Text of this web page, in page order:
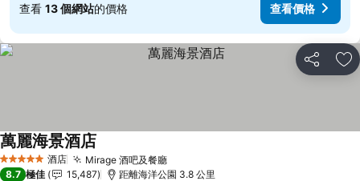
查看 13 個網站的價格 查看價格
分享 放
5 星級 酒店 Mirage 酒吧及餐廳
萬麗海景酒店
8.7 極佳 15,487 距離海洋公園 3.8 公里